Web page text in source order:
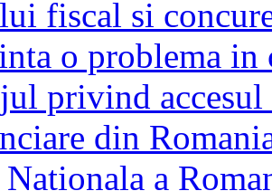
fiscal si
o problema in
privind
din
Nationala a